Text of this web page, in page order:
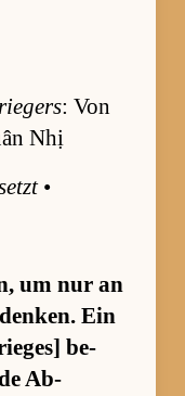
: Von
Nhị
•
um nur an
Ein
be­
Ab­